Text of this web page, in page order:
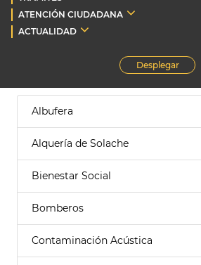
ATENCIÓN CIUDADANA
ACTUALIDAD
Desplegar
Albufera
Alquería de Solache
Bienestar Social
Bomberos
Contaminación Acústica